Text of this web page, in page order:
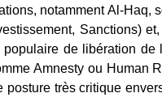
notamment Al-Haq,
Sanctions)
de libération de
Amnesty ou Human
posture très critique